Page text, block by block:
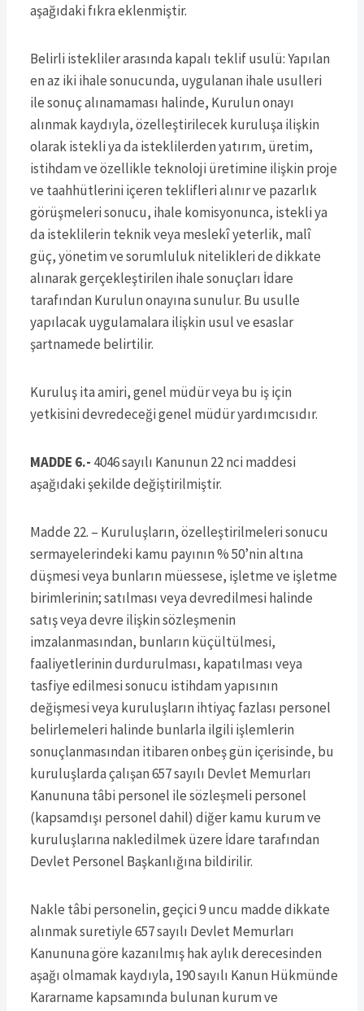
aşağıdaki fıkra eklenmiştir.
Belirli istekliler arasında kapalı teklif usulü: Yapılan
en az iki ihale sonucunda, uygulanan ihale usulleri
ile sonuç alınamaması halinde, Kurulun onayı
alınmak kaydıyla, özelleştirilecek kuruluşa ilişkin
olarak istekli ya da isteklilerden yatırım, üretim,
istihdam ve özellikle teknoloji üretimine ilişkin proje
ve taahhütlerini içeren teklifleri alınır ve pazarlık
görüşmeleri sonucu, ihale komisyonunca, istekli ya
da isteklilerin teknik veya meslekî yeterlik, malî
güç, yönetim ve sorumluluk nitelikleri de dikkate
alınarak gerçekleştirilen ihale sonuçları İdare
tarafından Kurulun onayına sunulur. Bu usulle
yapılacak uygulamalara ilişkin usul ve esaslar
şartnamede belirtilir.
Kuruluş ita amiri, genel müdür veya bu iş için
yetkisini devredeceği genel müdür yardımcısıdır.
MADDE 6.- 4046 sayılı Kanunun 22 nci maddesi
aşağıdaki şekilde değiştirilmiştir.
Madde 22. – Kuruluşların, özelleştirilmeleri sonucu
sermayelerindeki kamu payının % 50’nin altına
düşmesi veya bunların müessese, işletme ve işletme
birimlerinin; satılması veya devredilmesi halinde
satış veya devre ilişkin sözleşmenin
imzalanmasından, bunların küçültülmesi,
faaliyetlerinin durdurulması, kapatılması veya
tasfiye edilmesi sonucu istihdam yapısının
değişmesi veya kuruluşların ihtiyaç fazlası personel
belirlemeleri halinde bunlarla ilgili işlemlerin
sonuçlanmasından itibaren onbeş gün içerisinde, bu
kuruluşlarda çalışan 657 sayılı Devlet Memurları
Kanununa tâbi personel ile sözleşmeli personel
(kapsamdışı personel dahil) diğer kamu kurum ve
kuruluşlarına nakledilmek üzere İdare tarafından
Devlet Personel Başkanlığına bildirilir.
Nakle tâbi personelin, geçici 9 uncu madde dikkate
alınmak suretiyle 657 sayılı Devlet Memurları
Kanununa göre kazanılmış hak aylık derecesinden
aşağı olmamak kaydıyla, 190 sayılı Kanun Hükmünde
Kararname kapsamında bulunan kurum ve